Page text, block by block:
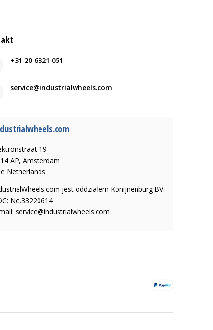
+31 20 6821 051
service@industrialwheels.com
19
AP, Amsterdam
Netherlands
jest oddziałem Konijnenburg BV.
No.33220614
service@industrialwheels.com